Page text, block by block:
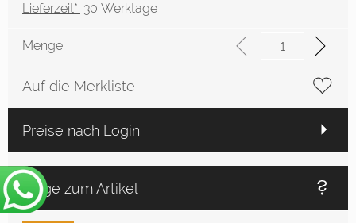
Lieferzeit*: 30 Werktage
Menge:
Auf die Merkliste
Preise nach Login
Frage zum Artikel